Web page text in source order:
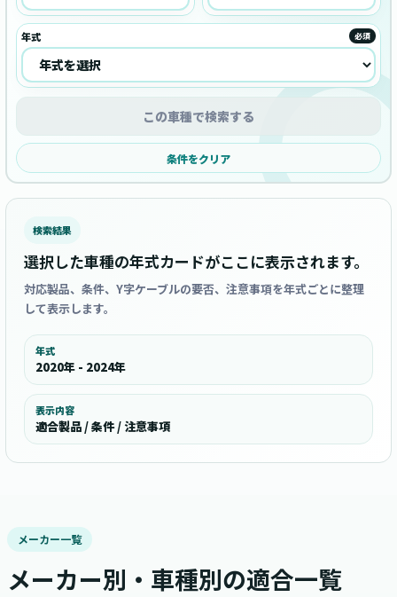
年式 必須
この車種で検索する
条件をクリア
検索結果
選択した車種の年式カードがここに表示されます。
対応製品、条件、Y字ケーブルの要否、注意事項を年式ごとに整理
して表示します。
年式
2020年 - 2024年
表示内容
適合製品 / 条件 / 注意事項
メーカー一覧
メーカー別・車種別の適合一覧